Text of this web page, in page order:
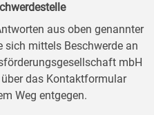
aus oben genannter
mittels Beschwerde an
mbH
das Kontaktformular
Weg entgegen.